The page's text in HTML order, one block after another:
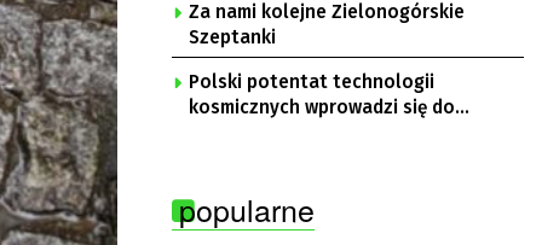
Za nami kolejne Zielonogórskie
Szeptanki
Polski potentat technologii
kosmicznych wprowadzi się do
popularne